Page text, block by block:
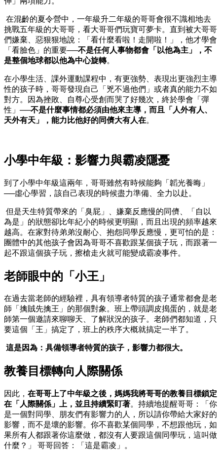
在混齡的夏令營中，一年級升二年級的哥哥會很不識相地去
挑戰五年級的大哥哥，看大哥哥們玩寶可夢卡。直到被大哥哥
們嫌棄、惡狠狠地說：「看什麼看啦！走開啦！」，他才學會
「看臉色」的重要──不是任何人事物都會「以他為主」，不
是整個地球都以他為中心旋轉。
在小學生活、課外運動課程中，有更強勢、表現出更強烈主導
性的孩子時，哥哥發現自己「兇不過他們」或者真的能力不如
對方。因為挫敗、自尊心受創而哭了好幾次，終於學會「彈
性」──不是什麼事情都必須由他來主導，而且「人外有人、
天外有天」，能力比他好的同儕大有人在。
小學中年級：影響力與霸凌隱憂
到了小學中年級這兩年，哥哥雖然有時候能夠「韜光養晦」
──虛心學習，該自己表現的時候盡力準備、全力以赴。
但是天生特質帶來的「臭屁」、嫌棄反應慢的同儕、「自以
為是」的狀態卻比年紀小的時候更明顯，而且出現的頻率越來
越高。在家對待弟弟沒耐心、抱怨同學反應慢，更可怕的是：
團體中的其他孩子會因為哥哥不喜歡跟某個孩子玩，而跟著一
起不跟這個孩子玩，擦槍走火就可能變成霸凌事件。
老師眼中的「小王」
在過去當老師的經驗裡，具有領導者特質的孩子通常都會是老
師「擒賊先擒王」的那個對象。班上帶頭調皮搗蛋的，就是老
師第一個邀請來聊聊天、了解狀況的孩子。老師們都知道，只
要這個「王」搞定了，班上的秩序大概就搞定一半了。
這是因為：具備領導者特質的孩子，影響力都很大。
教養目標轉向人際關係
因此， 在哥哥上了中年級之後，媽媽我將哥哥的教養目標鎖定
在「人際關係」上，並且持續緊盯著。持續地提醒哥哥：「你
是一個對同學、朋友們有影響力的人，所以請你帶給大家好的
影響，而不是壞的影響。你不喜歡某個同學，不想跟他玩，如
果所有人都跟著你這麼做，都沒有人要跟這個同學玩，這叫做
什麼？」 哥哥回答：「這是霸凌」。